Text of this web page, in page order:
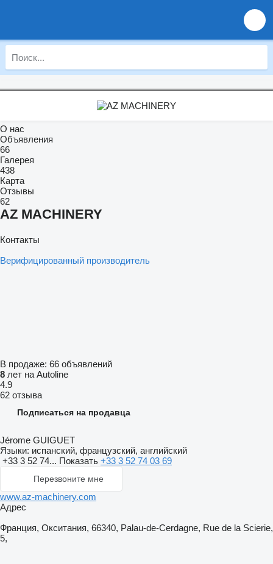
О нас
Объявления
66
Галерея
438
Карта
Отзывы
62
AZ MACHINERY
Контакты
Верифицированный производитель
В продаже: 66 объявлений
8 лет на Autoline
4.9
62 отзыва
Подписаться на продавца
Jérome GUIGUET
Языки: испанский, французский, английский
+33 3 52 74... Показать +33 3 52 74 03 69
Перезвоните мне
www.az-machinery.com
Адрес
Франция, Окситания, 66340, Palau-de-Cerdagne, Rue de la Scierie,
5,